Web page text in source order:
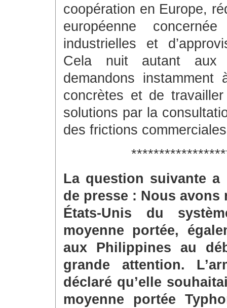
coopération en Europe,
européenne
industrielles et
Cela nuit autant aux
demandons
concrètes et de
solutions par la
des frictions
La question suivante a
de presse : Nous
États-Unis du
moyenne portée,
aux Philippines au
grande attention.
déclaré qu’elle
moyenne portée